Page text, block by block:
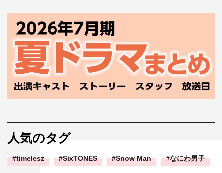
人気のタグ
timelesz SixTONES Snow Man なにわ男子